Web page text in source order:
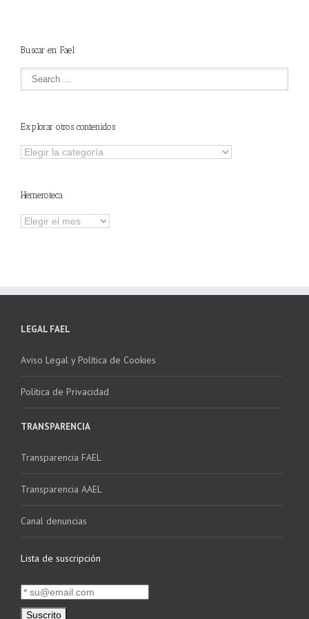
Buscar en Fael
Explorar otros contenidos
Explorar
Hemeroteca
Hemeroteca
LEGAL FAEL
Aviso Legal y Política de Cookies
Política de Privacidad
TRANSPARENCIA
Transparencia FAEL
Transparencia AAEL
Canal denuncias
Lista de suscripción